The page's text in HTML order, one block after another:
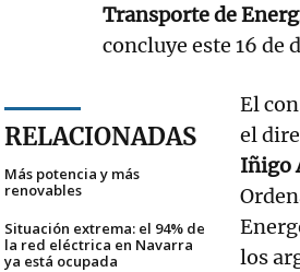
Transporte de
concluye este 16 de
RELACIONADAS
Más potencia y más
renovables
Situación extrema: el 94% de
la red eléctrica en Navarra
ya está ocupada
El
el
Iñigo
los